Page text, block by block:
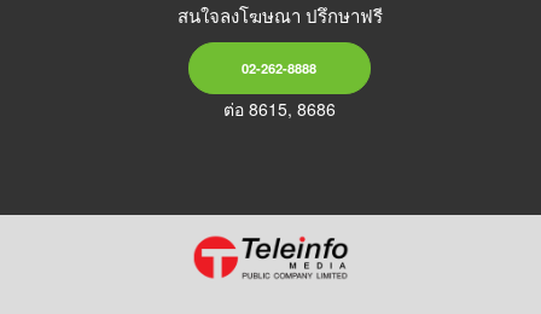
สนใจลงโฆษณา ปรึกษาฟรี
02-262-8888
ต่อ 8615, 8686